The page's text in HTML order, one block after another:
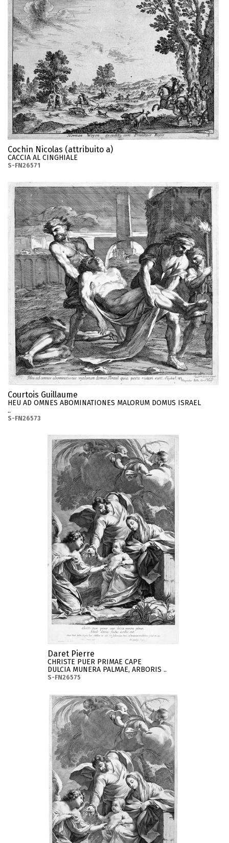
Cochin Nicolas (attribuito a)
CACCIA AL CINGHIALE
S-FN26571
Courtois Guillaume
HEU AD OMNES ABOMINATIONES MALORUM DOMUS ISRAEL
..
S-FN26573
Daret Pierre
CHRISTE PUER PRIMAE CAPE
DULCIA MUNERA PALMAE, ARBORIS ..
S-FN26575